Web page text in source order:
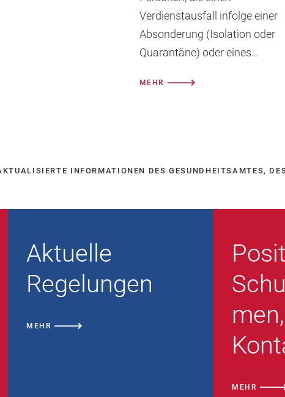
Verdienstausfall infolge einer
Absonderung (Isolation oder
Quarantäne) oder eines
haben.
MEHR
INFORMATIONEN DES GESUNDHEITSAMTES,
Aktuelle
Regelungen
MEHR
men,
MEHR